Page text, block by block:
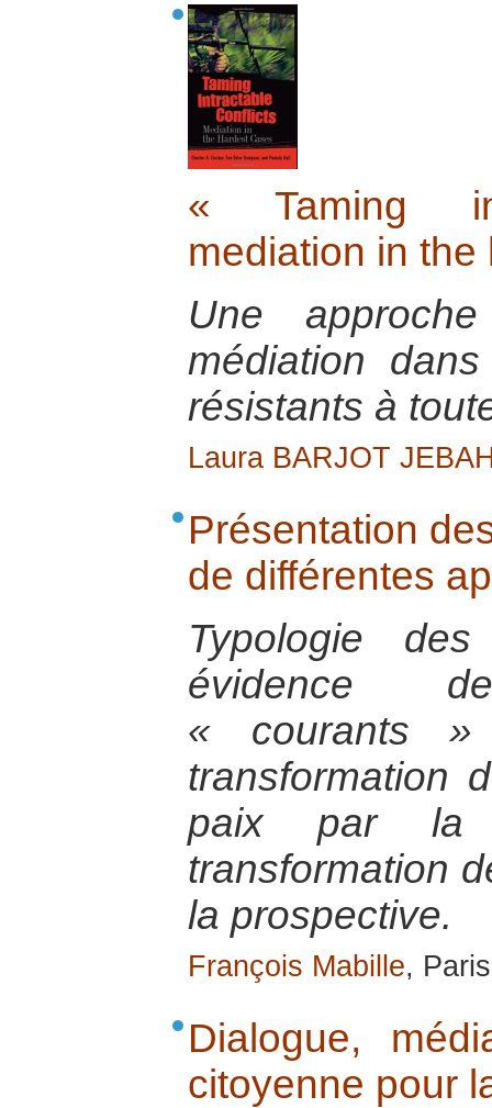
« Taming
mediation in
Une
médiation
résistants à
Laura BARJOT
Présentation
de différentes
Typologie
évidence
« courants
transformation
paix par la
transformation
la prospective.
François Mabille,
Dialogue,
citoyenne pour